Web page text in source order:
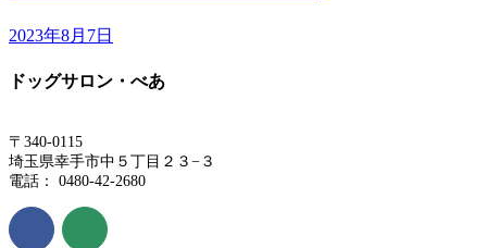
2023年8月7日
ドッグサロン・べあ
〒340-0115
埼玉県幸手市中５丁目２３−３
電話： 0480-42-2680